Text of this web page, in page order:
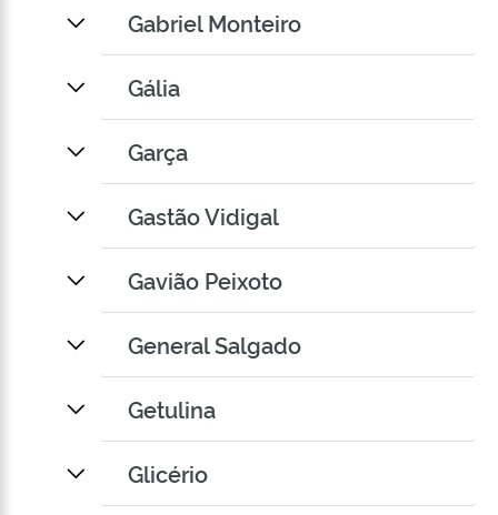
Gabriel Monteiro
Gália
Garça
Gastão Vidigal
Gavião Peixoto
General Salgado
Getulina
Glicério